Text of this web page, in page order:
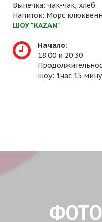
Выпечка: чак-чак, хлеб.
Напиток: Морс
ШОУ "KAZAN"
Начало:
18:00 и 20:30
шоу: 1час 15